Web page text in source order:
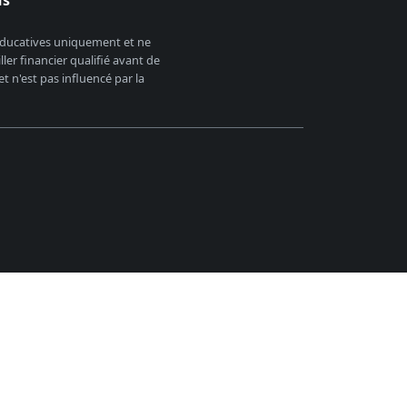
uniquement et ne
financier qualifié avant de
n'est pas influencé par la